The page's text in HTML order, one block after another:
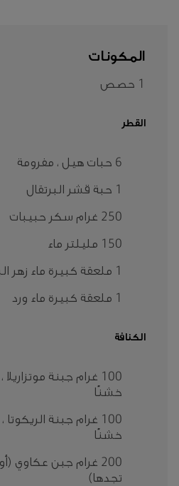
المكونات
1 حصص
القطر
6 حبات هيل ، مفرومة
1 حبة قشر البرتقال
250 غرام سكر حبيبات
150 مليلتر ماء
1 ملعقة كبيرة ماء زهر البرتقال
1 ملعقة كبيرة ماء ورد
الكنافة
100 غرام جبنة
خشنًا
100 غرام جبنة
خشنًا
200 غرام جبن عكاوي
تجدها)